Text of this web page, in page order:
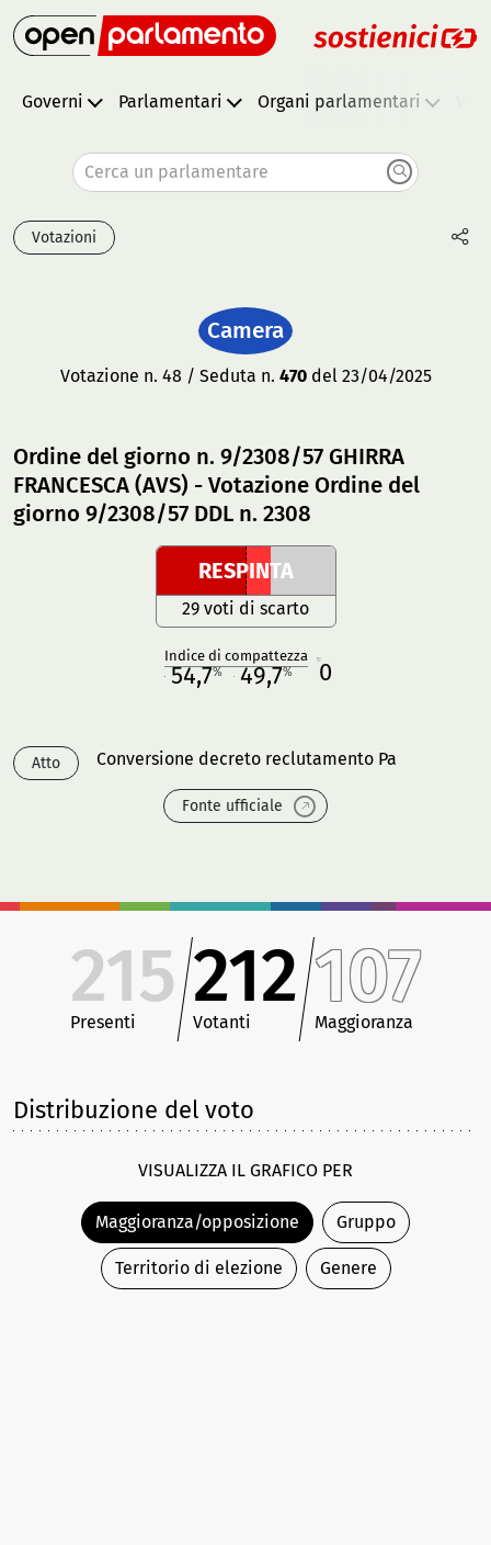
Governi Parlamentari Organi parlamentari
Cerca un parlamentare
Votazioni
Camera
Votazione n. 48 / Seduta n. 470del 23/04/2025
Ordine del giorno n. 9/2308/57 GHIRRA
FRANCESCA (AVS) - Votazione Ordine del
giorno 9/2308/57 DDL n. 2308
RESPINTA
29 voti di scarto
Indice di compattezza
54,7% 49,7% 0
Atto Conversione decreto reclutamento Pa
Fonte ufficiale
215
Presenti
212
Votanti
107
Maggioranza
Distribuzione del voto
VISUALIZZA IL GRAFICO PER
Maggioranza/opposizione Gruppo
Territorio di elezione Genere